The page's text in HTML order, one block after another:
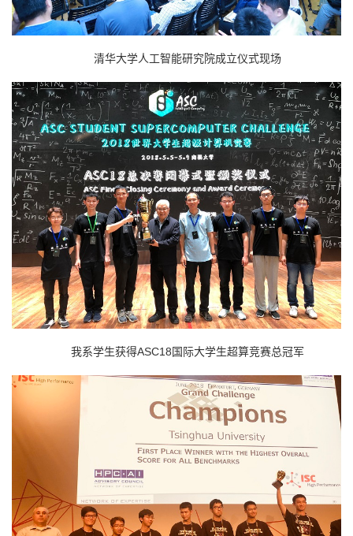
清华大学人工智能研究院成立仪式现场
我系学生获得ASC18国际大学生超算竞赛总冠军